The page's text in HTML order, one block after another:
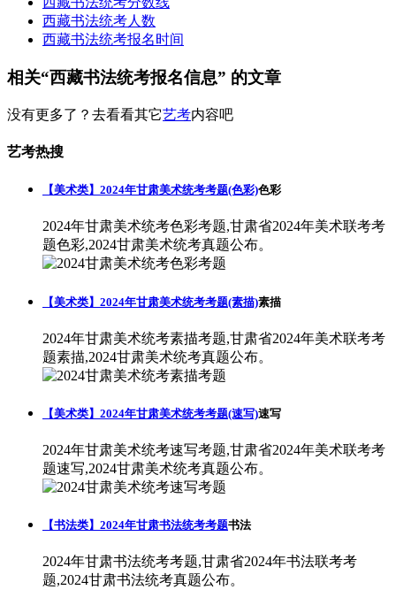
西藏书法统考人数
西藏书法统考报名时间
相关“西藏书法统考报名信息” 的文章
没有更多了？去看看其它艺考内容吧
艺考热搜
【美术类】2024年甘肃美术统考考题(色彩)色彩
2024年甘肃美术统考色彩考题,甘肃省2024年美术联考考
题色彩,2024甘肃美术统考真题公布。
【美术类】2024年甘肃美术统考考题(素描)素描
2024年甘肃美术统考素描考题,甘肃省2024年美术联考考
题素描,2024甘肃美术统考真题公布。
【美术类】2024年甘肃美术统考考题(速写)速写
2024年甘肃美术统考速写考题,甘肃省2024年美术联考考
题速写,2024甘肃美术统考真题公布。
【书法类】2024年甘肃书法统考考题书法
2024年甘肃书法统考考题,甘肃省2024年书法联考考
题,2024甘肃书法统考真题公布。